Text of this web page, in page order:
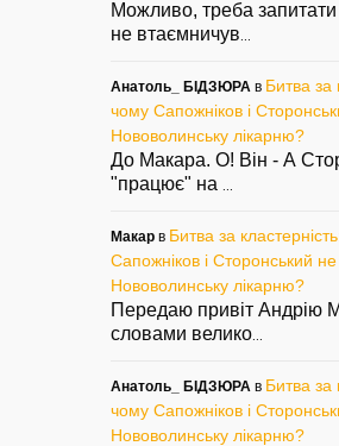
Можливо, треба
не втаємничув
Анатоль_ БІДЗЮРА в Битва за
чому Сапожніков і
Нововолинську лікарню?
До Макара. О! Він - А
"працює" на
Макар в Битва за
Сапожніков і Сторонський
Нововолинську лікарню?
Передаю привіт Андрію
словами велико
Анатоль_ БІДЗЮРА в Битва за
чому Сапожніков і
Нововолинську лікарню?